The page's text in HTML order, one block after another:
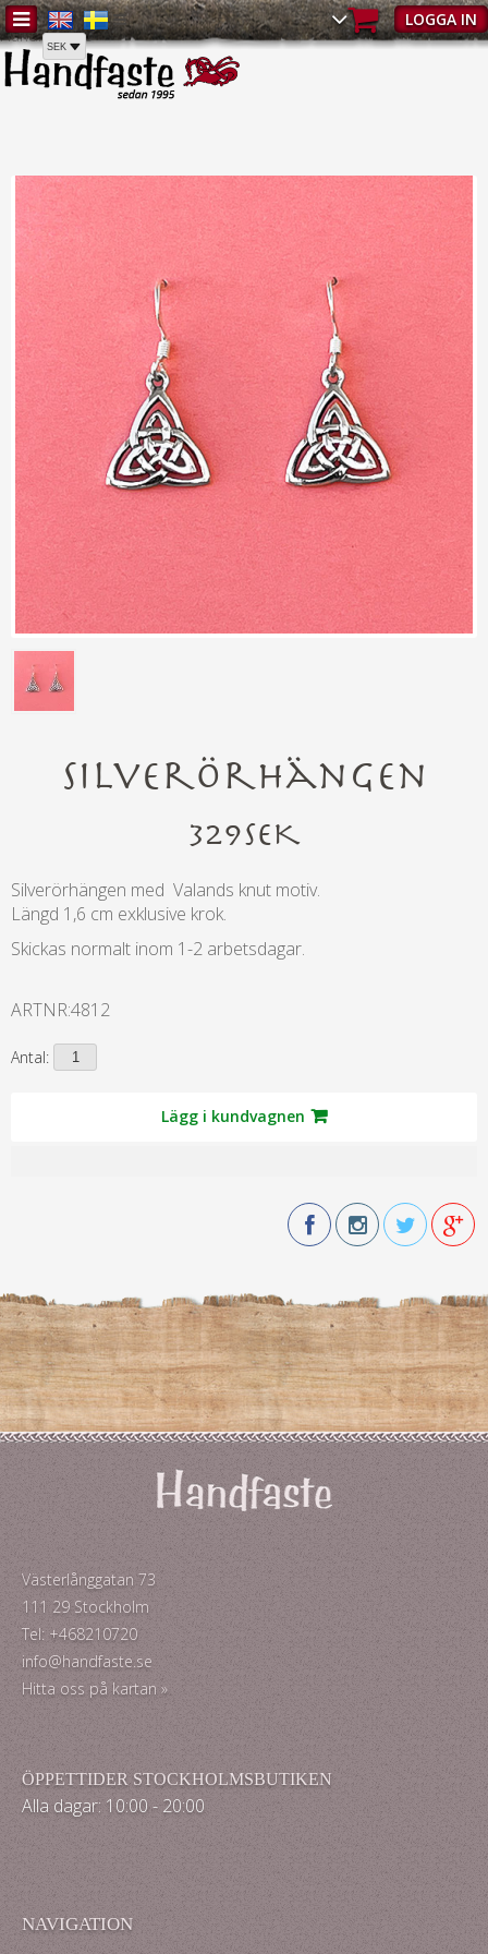
LOGGA IN
Hem/Smycken/Örhängen/Silverörhängen | Örhängen - Smycken |
Handfaste.se
Silverörhängen
329SEK
Silverörhängen med Valands knut motiv.
Längd 1,6 cm exklusive krok.
Skickas normalt inom 1-2 arbetsdagar.
ARTNR:4812
Antal:
Lägg i kundvagnen
Västerlånggatan 73
111 29 Stockholm
Tel: +468210720
info@handfaste.se
Hitta oss på kartan »
ÖPPETTIDER STOCKHOLMSBUTIKEN
Alla dagar: 10:00 - 20:00
NAVIGATION